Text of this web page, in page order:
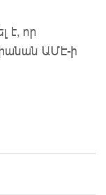
է, որ
ԱՄԷ-ի